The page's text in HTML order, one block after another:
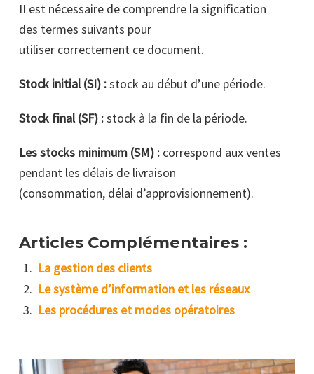
II est nécessaire de comprendre la signification
des termes suivants pour
utiliser correctement ce document.
Stock initial (SI) :stock au début d’une période.
Stock final (SF) :stock à la fin de la période.
Lesstocks minimum (SM) : correspond aux ventes
pendant les délais de livraison
(consommation, délai d’approvisionnement).
Articles Complémentaires :
La gestion des clients
Le système d’information et les réseaux
Les procédures et modes opératoires